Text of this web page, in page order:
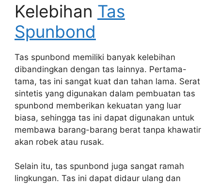
Kelebihan Tas
Spunbond
Tas spunbond memiliki banyak kelebihan
dibandingkan dengan tas lainnya. Pertama-
tama, tas ini sangat kuat dan tahan lama. Serat
sintetis yang digunakan dalam pembuatan tas
spunbond memberikan kekuatan yang luar
biasa, sehingga tas ini dapat digunakan untuk
membawa barang-barang berat tanpa khawatir
akan robek atau rusak.
Selain itu, tas spunbond juga sangat ramah
lingkungan. Tas ini dapat didaur ulang dan